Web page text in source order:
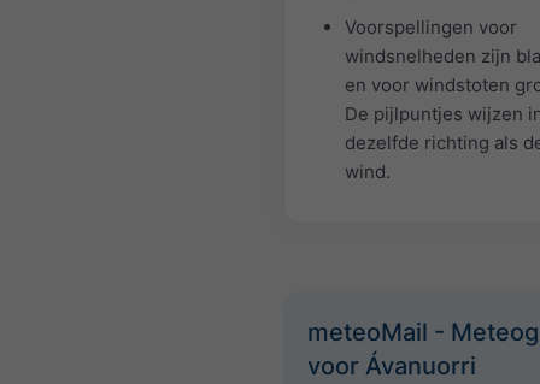
Voorspellingen voor
windsnelheden zijn
en voor windstoten
De pijlpuntjes wijzen
dezelfde richting als
wind.
meteoMail -
voor Ávanuorri